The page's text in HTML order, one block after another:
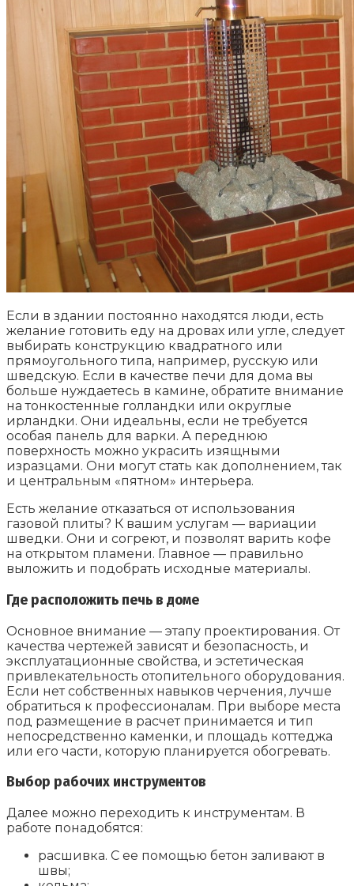
Если в здании постоянно находятся люди, есть
желание готовить еду на дровах или угле, следует
выбирать конструкцию квадратного или
прямоугольного типа, например, русскую или
шведскую. Если в качестве печи для дома вы
больше нуждаетесь в камине, обратите внимание
на тонкостенные голландки или округлые
ирландки. Они идеальны, если не требуется
особая панель для варки. А переднюю
поверхность можно украсить изящными
изразцами. Они могут стать как дополнением, так
и центральным «пятном» интерьера.
Есть желание отказаться от использования
газовой плиты? К вашим услугам — вариации
шведки. Они и согреют, и позволят варить кофе
на открытом пламени. Главное — правильно
выложить и подобрать исходные материалы.
Где расположить печь в доме
Основное внимание — этапу проектирования. От
качества чертежей зависят и безопасность, и
эксплуатационные свойства, и эстетическая
привлекательность отопительного оборудования.
Если нет собственных навыков черчения, лучше
обратиться к профессионалам. При выборе места
под размещение в расчет принимается и тип
непосредственно каменки, и площадь коттеджа
или его части, которую планируется обогревать.
Выбор рабочих инструментов
Далее можно переходить к инструментам. В
работе понадобятся:
расшивка. С ее помощью бетон заливают в
швы;